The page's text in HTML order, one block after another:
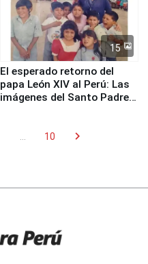
15
El esperado retorno del
papa León XIV al Perú: Las
imágenes del Santo Padre
10 chevron_right